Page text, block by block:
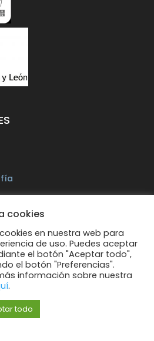
sin Alzheimer
reservados.
cookies
en nuestra web para
de uso. Puedes aceptar
el botón "Aceptar todo",
el botón "Preferencias".
información sobre nuestra
.
todo